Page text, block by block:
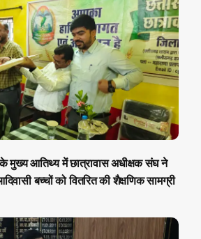
मुख्य आतिथ्य में छात्रावास अधीक्षक संघ ने
बच्चों को वितरित की शैक्षणिक सामग्री